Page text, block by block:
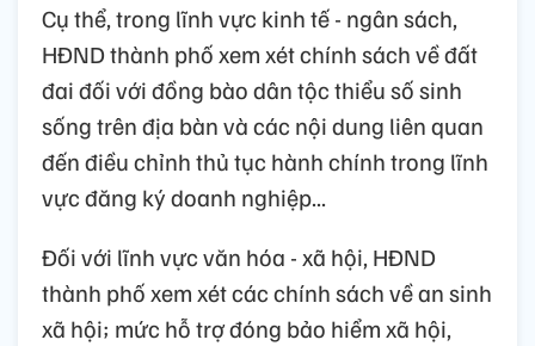
Cụ thể, trong lĩnh vực kinh tế - ngân sách,
HĐND thành phố xem xét chính sách về đất
đai đối với đồng bào dân tộc thiểu số sinh
sống trên địa bàn và các nội dung liên quan
đến điều chỉnh thủ tục hành chính trong lĩnh
vực đăng ký doanh nghiệp...
Đối với lĩnh vực văn hóa - xã hội, HĐND
thành phố xem xét các chính sách về an sinh
xã hội; mức hỗ trợ đóng bảo hiểm xã hội,